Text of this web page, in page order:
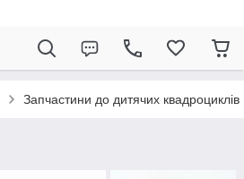
Запчастини до дитячих квадроциклів